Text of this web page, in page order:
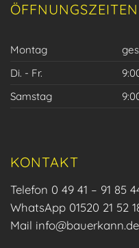
ÖFFNUNGSZEITEN
Montag
Di. - Fr.
Samstag
KONTAKT
Telefon 0 49 41 – 91 85
WhatsApp 01520 21 52
Mail info@bauerkann.de